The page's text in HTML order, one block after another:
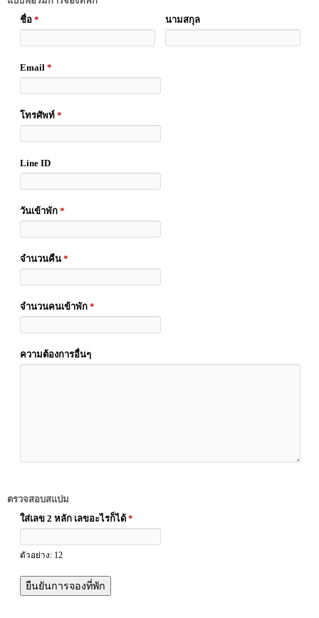
ชื่อ * นามสกุล
Email *
โทรศัพท์ *
Line ID
วันเข้าพัก *
จำนวนคืน *
จำนวนคนเข้าพัก *
ความต้องการอื่นๆ
ตรวจสอบสแปม
ใส่เลข 2 หลัก เลขอะไรก็ได้ *
ตัวอย่าง: 12